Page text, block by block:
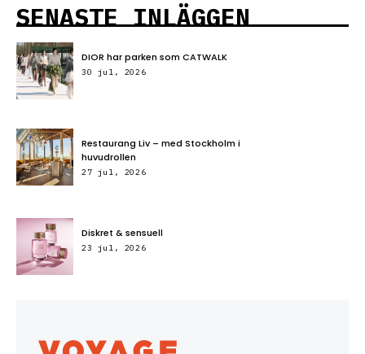
SENASTE INLÄGGEN
DIOR har parken som CATWALK
30 jul, 2026
Restaurang Liv – med Stockholm i
huvudrollen
27 jul, 2026
Diskret & sensuell
23 jul, 2026